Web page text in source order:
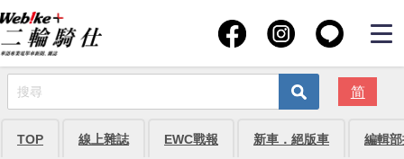
简
TOP 線上雜誌 EWC戰報 新車．絕版車 編輯